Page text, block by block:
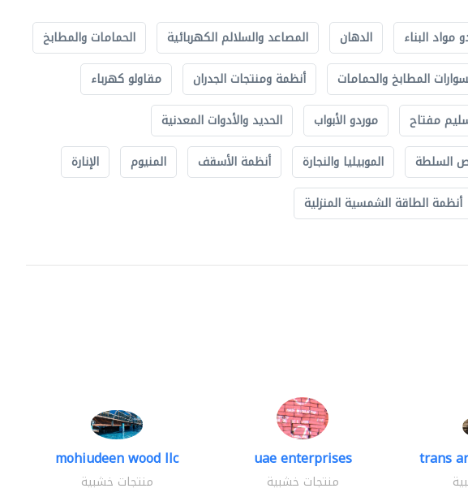
مواد البناء الدهان المصاعد والسلالم الكهربائية
الحمامات والمطابخ
المطابخ والحمامات أنظمة ومنتجات الجدران
مقاولو كهرباء
مفتاح موردو الأبواب
الحديد والأدوات المعدنية
السلطة الموبيليا والنجارة أنظمة الأسقف المنيوم
الإنارة
أنظمة الطاقة الشمسية المنزلية
mohiudeen wood llc
منتجات خشبية
uae enterprises
منتجات خشبية
trans